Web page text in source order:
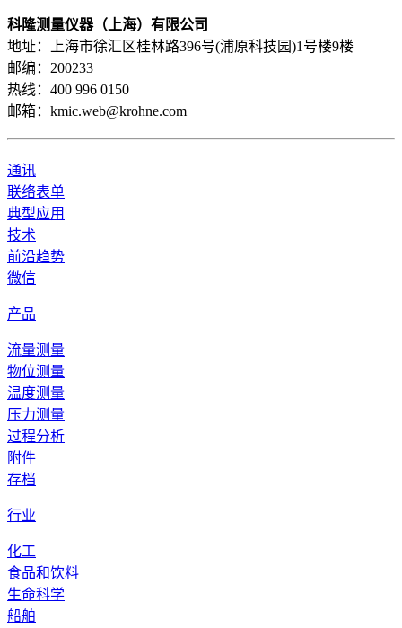
科隆测量仪器（上海）有限公司
地址：上海市徐汇区桂林路396号(浦原科技园)1号楼9楼
邮编：200233
热线：400 996 0150
邮箱：kmic.web@krohne.com
通讯
联络表单
典型应用
技术
前沿趋势
微信
产品
流量测量
物位测量
温度测量
压力测量
过程分析
附件
存档
行业
化工
食品和饮料
生命科学
船舶